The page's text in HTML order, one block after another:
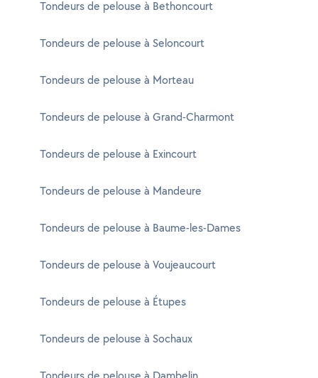
Tondeurs de pelouse à Bethoncourt
Tondeurs de pelouse à Seloncourt
Tondeurs de pelouse à Morteau
Tondeurs de pelouse à Grand-Charmont
Tondeurs de pelouse à Exincourt
Tondeurs de pelouse à Mandeure
Tondeurs de pelouse à Baume-les-Dames
Tondeurs de pelouse à Voujeaucourt
Tondeurs de pelouse à Étupes
Tondeurs de pelouse à Sochaux